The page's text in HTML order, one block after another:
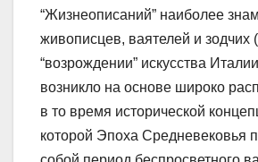
“Жизнеописаний” наиболее
живописцев, ваятелей и зодчих
“возрождении” искусства
возникло на основе широко
в то время исторической
которой Эпоха Средневековья